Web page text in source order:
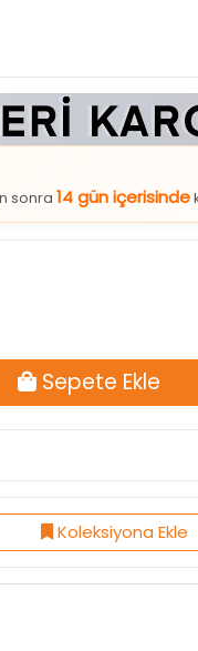
sonra14 gün içerisinde
Koleksiyona Ekle